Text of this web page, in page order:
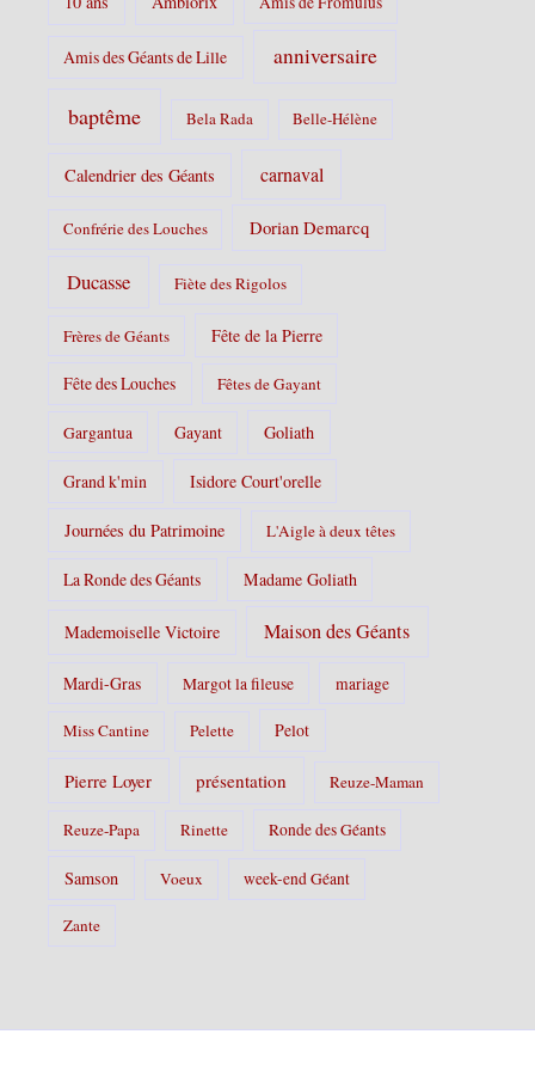
Amis des Géants de Lille anniversaire
baptême Bela Rada Belle-Hélène
Calendrier des Géants carnaval
Confrérie des Louches Dorian Demarcq
Ducasse Fiète des Rigolos
Frères de Géants Fête de la Pierre
Fête des Louches Fêtes de Gayant
Gargantua Gayant Goliath
Grand k'min Isidore Court'orelle
Journées du Patrimoine L'Aigle à deux têtes
La Ronde des Géants Madame Goliath
Mademoiselle Victoire Maison des Géants
Mardi-Gras Margot la fileuse mariage
Miss Cantine Pelette Pelot
Pierre Loyer présentation Reuze-Maman
Reuze-Papa Rinette Ronde des Géants
Samson Voeux week-end Géant
Zante